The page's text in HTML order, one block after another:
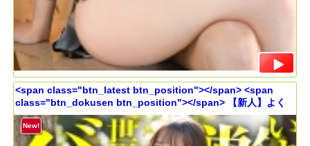
<span class="btn_latest btn_position"></span> <span
class="btn_dokusen btn_position"></span> 【新人】よく
笑う女って良いよな！！学生タレントあがりの広報とか100%顔
採用だと思うじゃん？いや、話したら分かるよ頭の回転相当早
いwww
New!